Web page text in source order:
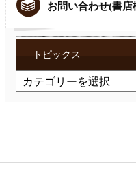
お問い合わせ(書店
トピックス